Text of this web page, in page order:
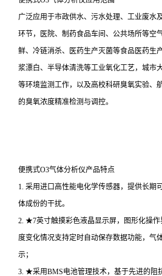
广泛应用于市政供水、污水处理、工业废水
环节，医院、制药食品车间、公共场所等空
鲜、冷链消杀、医药生产灭菌等食品医药生
浆漂白、半导体清洗等工业氧化工艺，城市
等环境监测工作，以及高校科研臭氧实验、
的臭氧浓度精准检测与调控。
便携式O3气体分析仪产品特点
1. 采用进口高性能电化学传感器，提供长期
体成份的干扰。
2. ★7英寸触摸彩色液晶显示屏，图形化操
度变化情况支持定时自动保存数据功能，气
示；
3. ★采用BMS电池管理技术，基于先进的阻